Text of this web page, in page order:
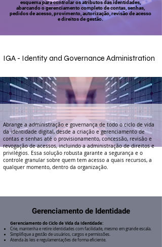
esquema para controlar os atributos das identidades,
abarcando o gerenciamento completo de contas, senhas,
pedidos de acesso, provimento, autorização, revisão de acesso
e direitos de gestão.
IGA - Identity and Governance Administration
Abrange a administração e governança de todo o ciclo de vida
da identidade digital, desde a criação e gerenciamento de
contas e senhas até o provisionamento, concessão, revisão e
revogação de acessos, incluindo a administração de direitos e
privilégios. Essa solução robusta garante a segurança e o
controle granular sobre quem tem acesso a quais recursos, a
qualquer momento, dentro da organização.
Gerenciamento de Identidade
Gerenciamento do Ciclo de Vida da Identidade:
Crie, mantenha e retire identidades com facilidade, mesmo em grande escala.
Simplifique a gestão de usuários, cargos e permissões.
Atenda às leis e regulamentações de forma eficiente.